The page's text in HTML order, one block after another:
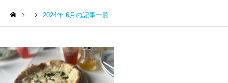
ング
キックボクシングで本当に
が消費カロリーと週の回数
で答えます
2024年 6月の記事一覧